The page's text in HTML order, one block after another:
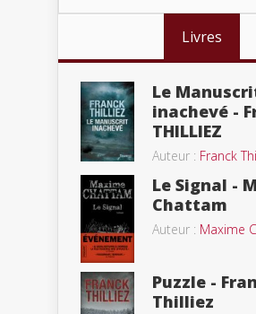
Livres
Le
inachevé -
THILLIEZ
Auteur : Franck
Le Signal -
Chattam
Auteur : Maxime
Puzzle -
Thilliez